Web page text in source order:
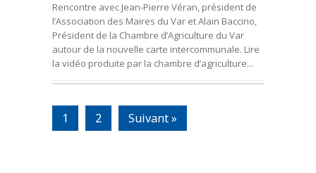
Rencontre avec Jean-Pierre Véran, président de
l’Association des Maires du Var et Alain Baccino,
Président de la Chambre d’Agriculture du Var
autour de la nouvelle carte intercommunale. Lire
la vidéo produite par la chambre d’agriculture...
1 2 Suivant »